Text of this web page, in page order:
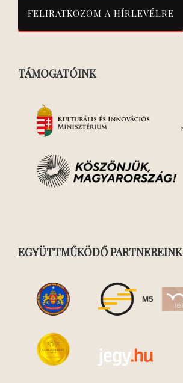
TÁMOGATÓINK
EGYÜTTMŰKÖDŐ PARTNEREINK